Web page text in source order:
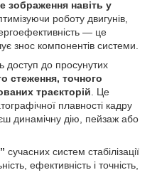
зображення навіть у
роботу двигунів,
— це
знос компонентів системи.
доступ до просунутих
стеження, точного
траєкторій . Це
плавності кадру
динамічну дію, пейзаж або
сучасних систем стабілізації
ефективність і точність,